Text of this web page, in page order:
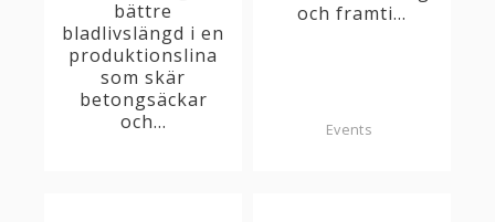
bättre
bladlivslängd i en
produktionslina
som skär
betongsäckar
och...
och framti...
Events